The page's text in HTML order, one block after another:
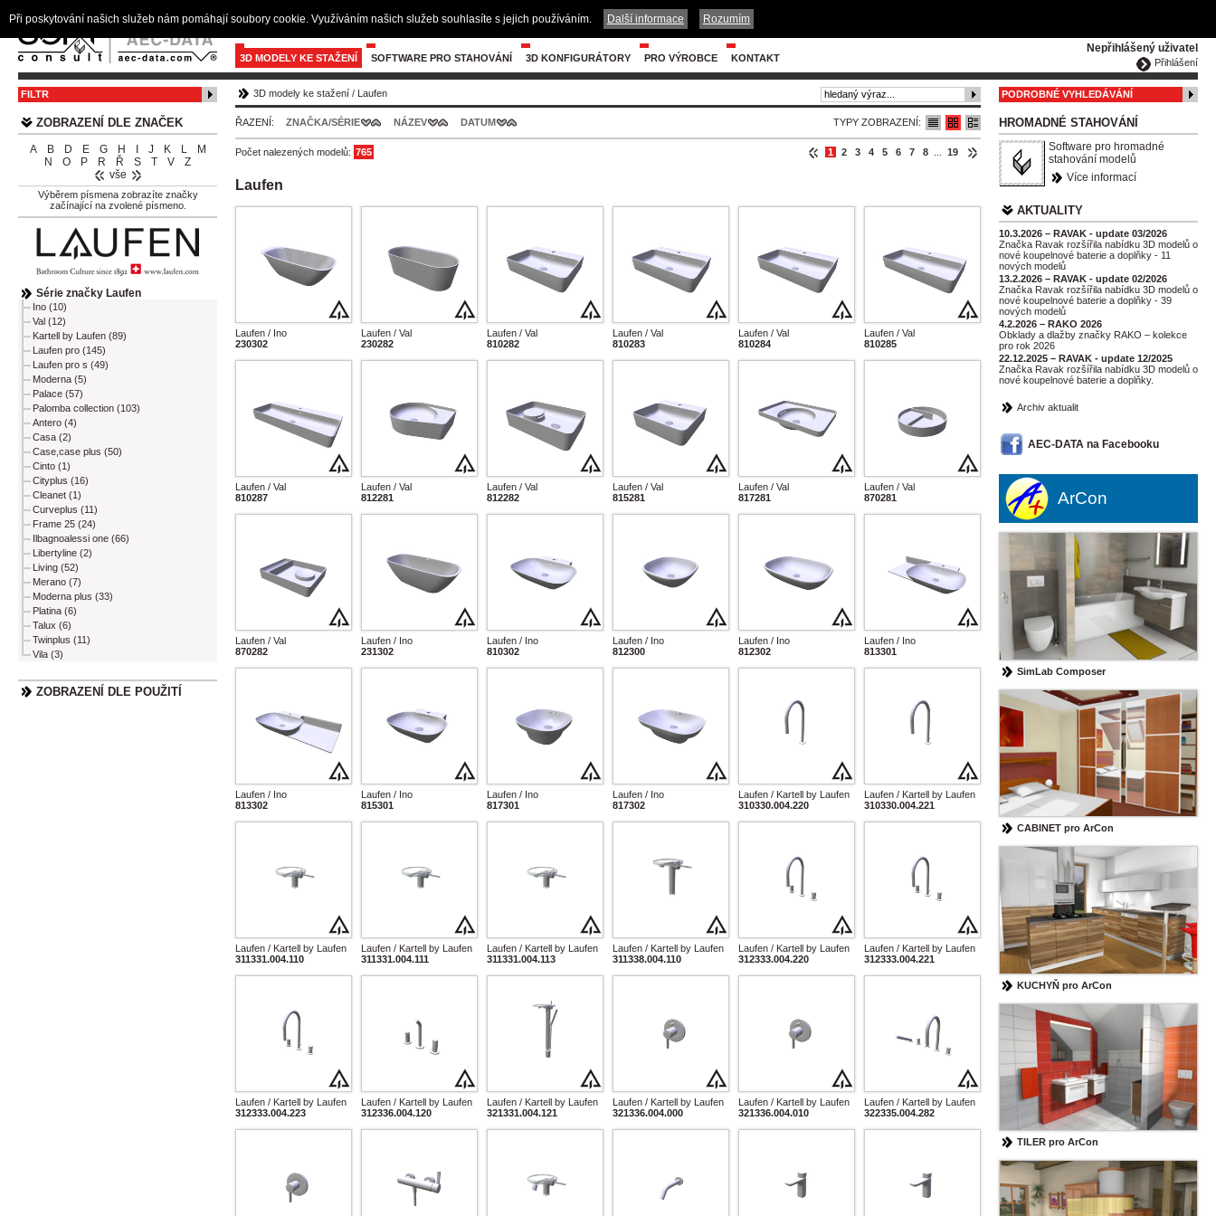
Nepřihlášený uživatel
Přihlášení
3D MODELY KE STAŽENÍ SOFTWARE PRO STAHOVÁNÍ 3D KONFIGURÁTORY PRO VÝROBCE KONTAKT
FILTR
ZOBRAZENÍ DLE ZNAČEK
A B D E G H J K L
M
N
O P R Ř S T V
Z
vše
Výběrem písmena zobrazíte značky
začínající na zvolené písmeno.
Série značky Laufen
Ino (10)
Val (12)
Kartell by Laufen (89)
Laufen pro (145)
Laufen pro s (49)
Moderna (5)
Palace (57)
Palomba collection (103)
Antero (4)
Casa (2)
Case,case plus (50)
Cinto (1)
Cityplus (16)
Cleanet (1)
Curveplus (11)
Frame 25 (24)
Ilbagnoalessi one (66)
Libertyline (2)
Living (52)
Merano (7)
Moderna plus (33)
Platina (6)
Talux (6)
Twinplus (11)
Vila (3)
ZOBRAZENÍ DLE POUŽITÍ
3D modely ke stažení / Laufen
TYPY ZOBRAZENÍ:
ŘAZENÍ: ZNAČKA/SÉRIE NÁZEV DATUM
1 2 3 4 5 6 7 8 19
Počet nalezených modelů: 765
Laufen
Laufen / Ino
230302
Laufen / Val
230282
Laufen / Val
810282
Laufen / Val
810283
Laufen / Val
810284
Laufen / Val
810285
Laufen / Val
810287
Laufen / Val
812281
Laufen / Val
812282
Laufen / Val
815281
Laufen / Val
817281
Laufen / Val
870281
Laufen / Val
870282
Laufen / Ino
231302
Laufen / Ino
810302
Laufen / Ino
812300
Laufen / Ino
812302
Laufen / Ino
813301
Laufen / Ino
813302
Laufen / Ino
815301
Laufen / Ino
817301
Laufen / Ino
817302
Laufen / Kartell by Laufen
310330.004.220
Laufen / Kartell by Laufen
310330.004.221
Laufen / Kartell by Laufen
311331.004.110
Laufen / Kartell by Laufen
311331.004.111
Laufen / Kartell by Laufen
311331.004.113
Laufen / Kartell by Laufen
311338.004.110
Laufen / Kartell by Laufen
312333.004.220
Laufen / Kartell by Laufen
312333.004.221
Laufen / Kartell by Laufen
312333.004.223
Laufen / Kartell by Laufen
312336.004.120
Laufen / Kartell by Laufen
321331.004.121
Laufen / Kartell by Laufen
321336.004.000
Laufen / Kartell by Laufen
321336.004.010
Laufen / Kartell by Laufen
322335.004.282
PODROBNÉ VYHLEDÁVÁNÍ
HROMADNÉ STAHOVÁNÍ
Software pro hromadné
stahování modelů
Více informací
AKTUALITY
10.3.2026 – RAVAK - update 03/2026
Značka Ravak rozšířila nabídku 3D modelů o
nové koupelnové baterie a doplňky - 11
nových modelů
13.2.2026 – RAVAK - update 02/2026
Značka Ravak rozšířila nabídku 3D modelů o
nové koupelnové baterie a doplňky - 39
nových modelů
4.2.2026 – RAKO 2026
Obklady a dlažby značky RAKO – kolekce
pro rok 2026
22.12.2025 – RAVAK - update 12/2025
Značka Ravak rozšířila nabídku 3D modelů o
nové koupelnové baterie a doplňky.
Archiv aktualit
AEC-DATA na Facebooku
ArCon
SimLab Composer
CABINET pro ArCon
KUCHYŇ pro ArCon
TILER pro ArCon
Při poskytování našich služeb nám pomáhají soubory cookie. Využíváním našich služeb souhlasíte s jejich používáním. Další informace Rozumím